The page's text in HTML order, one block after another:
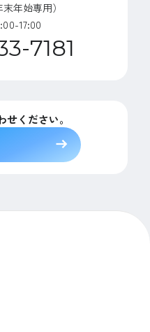
年始専用）
17:00
7181
ください。